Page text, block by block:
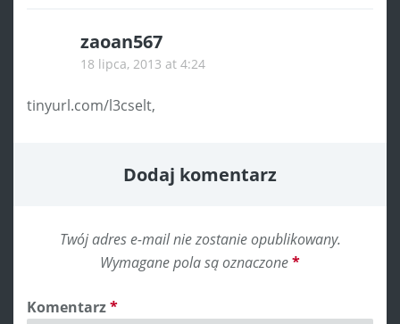
zaoan567
18 lipca, 2013 at 4:24
tinyurl.com/l3cselt,
Dodaj komentarz
Twój adres e-mail nie zostanie opublikowany.
Wymagane pola są oznaczone*
Komentarz*